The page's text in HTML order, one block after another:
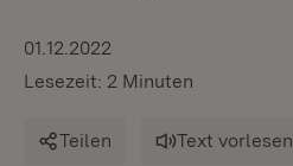
01.12.2022
Lesezeit: 2 Minuten
Teilen Text vorlesen